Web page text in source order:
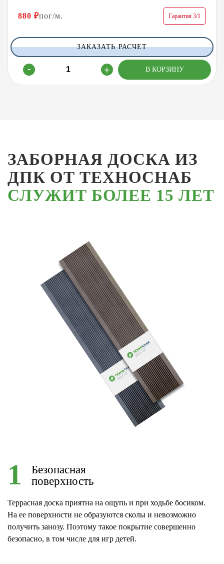
880 ₽пог/м. Гарантия 3/1
ЗАКАЗАТЬ РАСЧЕТ
ЗАБОРНАЯ ДОСКА ИЗ
ДПК ОТ ТЕХНОСНАБ
СЛУЖИТ БОЛЕЕ 15 ЛЕТ
1
Безопасная
поверхность
Террасная доска приятна на ощупь и при ходьбе босиком.
На ее поверхности не образуются сколы и невозможно
получить занозу. Поэтому такое покрытие совершенно
безопасно, в том числе для игр детей.